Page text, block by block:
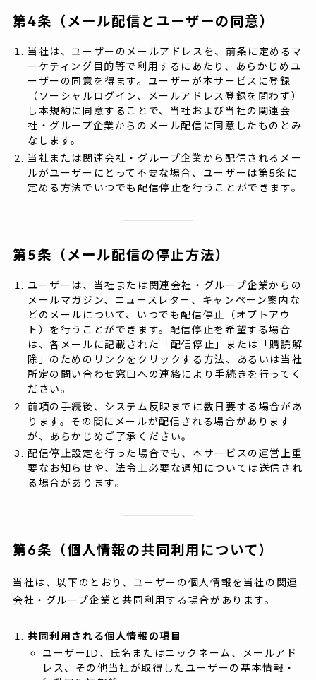
第4条（メール配信とユーザーの同意）
当社は、ユーザーのメールアドレスを、前条に定めるマ
ーケティング目的等で利用するにあたり、あらかじめユ
ーザーの同意を得ます。ユーザーが本サービスに登録
（ソーシャルログイン、メールアドレス登録を問わず）
し本規約に同意することで、当社および当社の関連会
社・グループ企業からのメール配信に同意したものとみ
なします。
当社または関連会社・グループ企業から配信されるメー
ルがユーザーにとって不要な場合、ユーザーは第5条に
定める方法でいつでも配信停止を行うことができます。
第5条（メール配信の停止方法）
ユーザーは、当社または関連会社・グループ企業からの
メールマガジン、ニュースレター、キャンペーン案内な
どのメールについて、いつでも配信停止（オプトアウ
ト）を行うことができます。配信停止を希望する場合
は、各メールに記載された「配信停止」または「購読解
除」のためのリンクをクリックする方法、あるいは当社
所定の問い合わせ窓口への連絡により手続きを行ってく
ださい。
前項の手続後、システム反映までに数日要する場合があ
ります。その間にメールが配信される場合があります
が、あらかじめご了承ください。
配信停止設定を行った場合でも、本サービスの運営上重
要なお知らせや、法令上必要な通知については送信され
る場合があります。
第6条（個人情報の共同利用について）
当社は、以下のとおり、ユーザーの個人情報を当社の関連
会社・グループ企業と共同利用する場合があります。
共同利用される個人情報の項目
ユーザーID、氏名またはニックネーム、メールアド
レス、その他当社が取得したユーザーの基本情報・